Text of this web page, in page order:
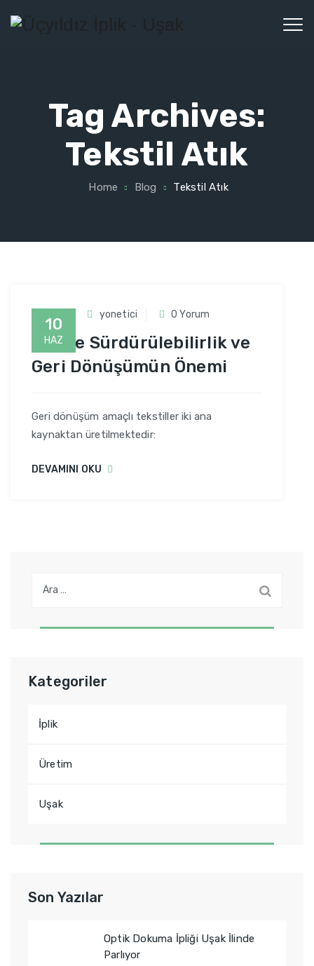
Tag Archives:
Tekstil Atık
Home Blog Tekstil Atık
10
HAZ
yonetici 0 Yorum
İplikte Sürdürülebilirlik ve
Geri Dönüşümün Önemi
Geri dönüşüm amaçlı tekstiller iki ana
kaynaktan üretilmektedir:
DEVAMINI OKU
Kategoriler
İplik
Üretim
Uşak
Son Yazılar
Optik Dokuma İpliği Uşak İlinde
Parlıyor